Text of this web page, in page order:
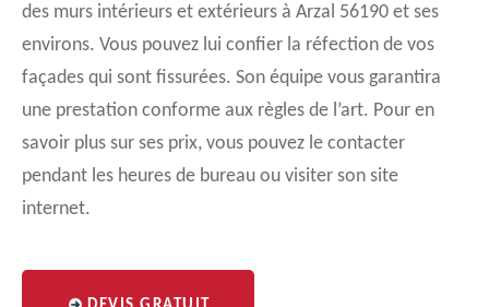
des murs intérieurs et extérieurs à Arzal 56190 et ses
environs. Vous pouvez lui confier la réfection de vos
façades qui sont fissurées. Son équipe vous garantira
une prestation conforme aux règles de l’art. Pour en
savoir plus sur ses prix, vous pouvez le contacter
pendant les heures de bureau ou visiter son site
internet.